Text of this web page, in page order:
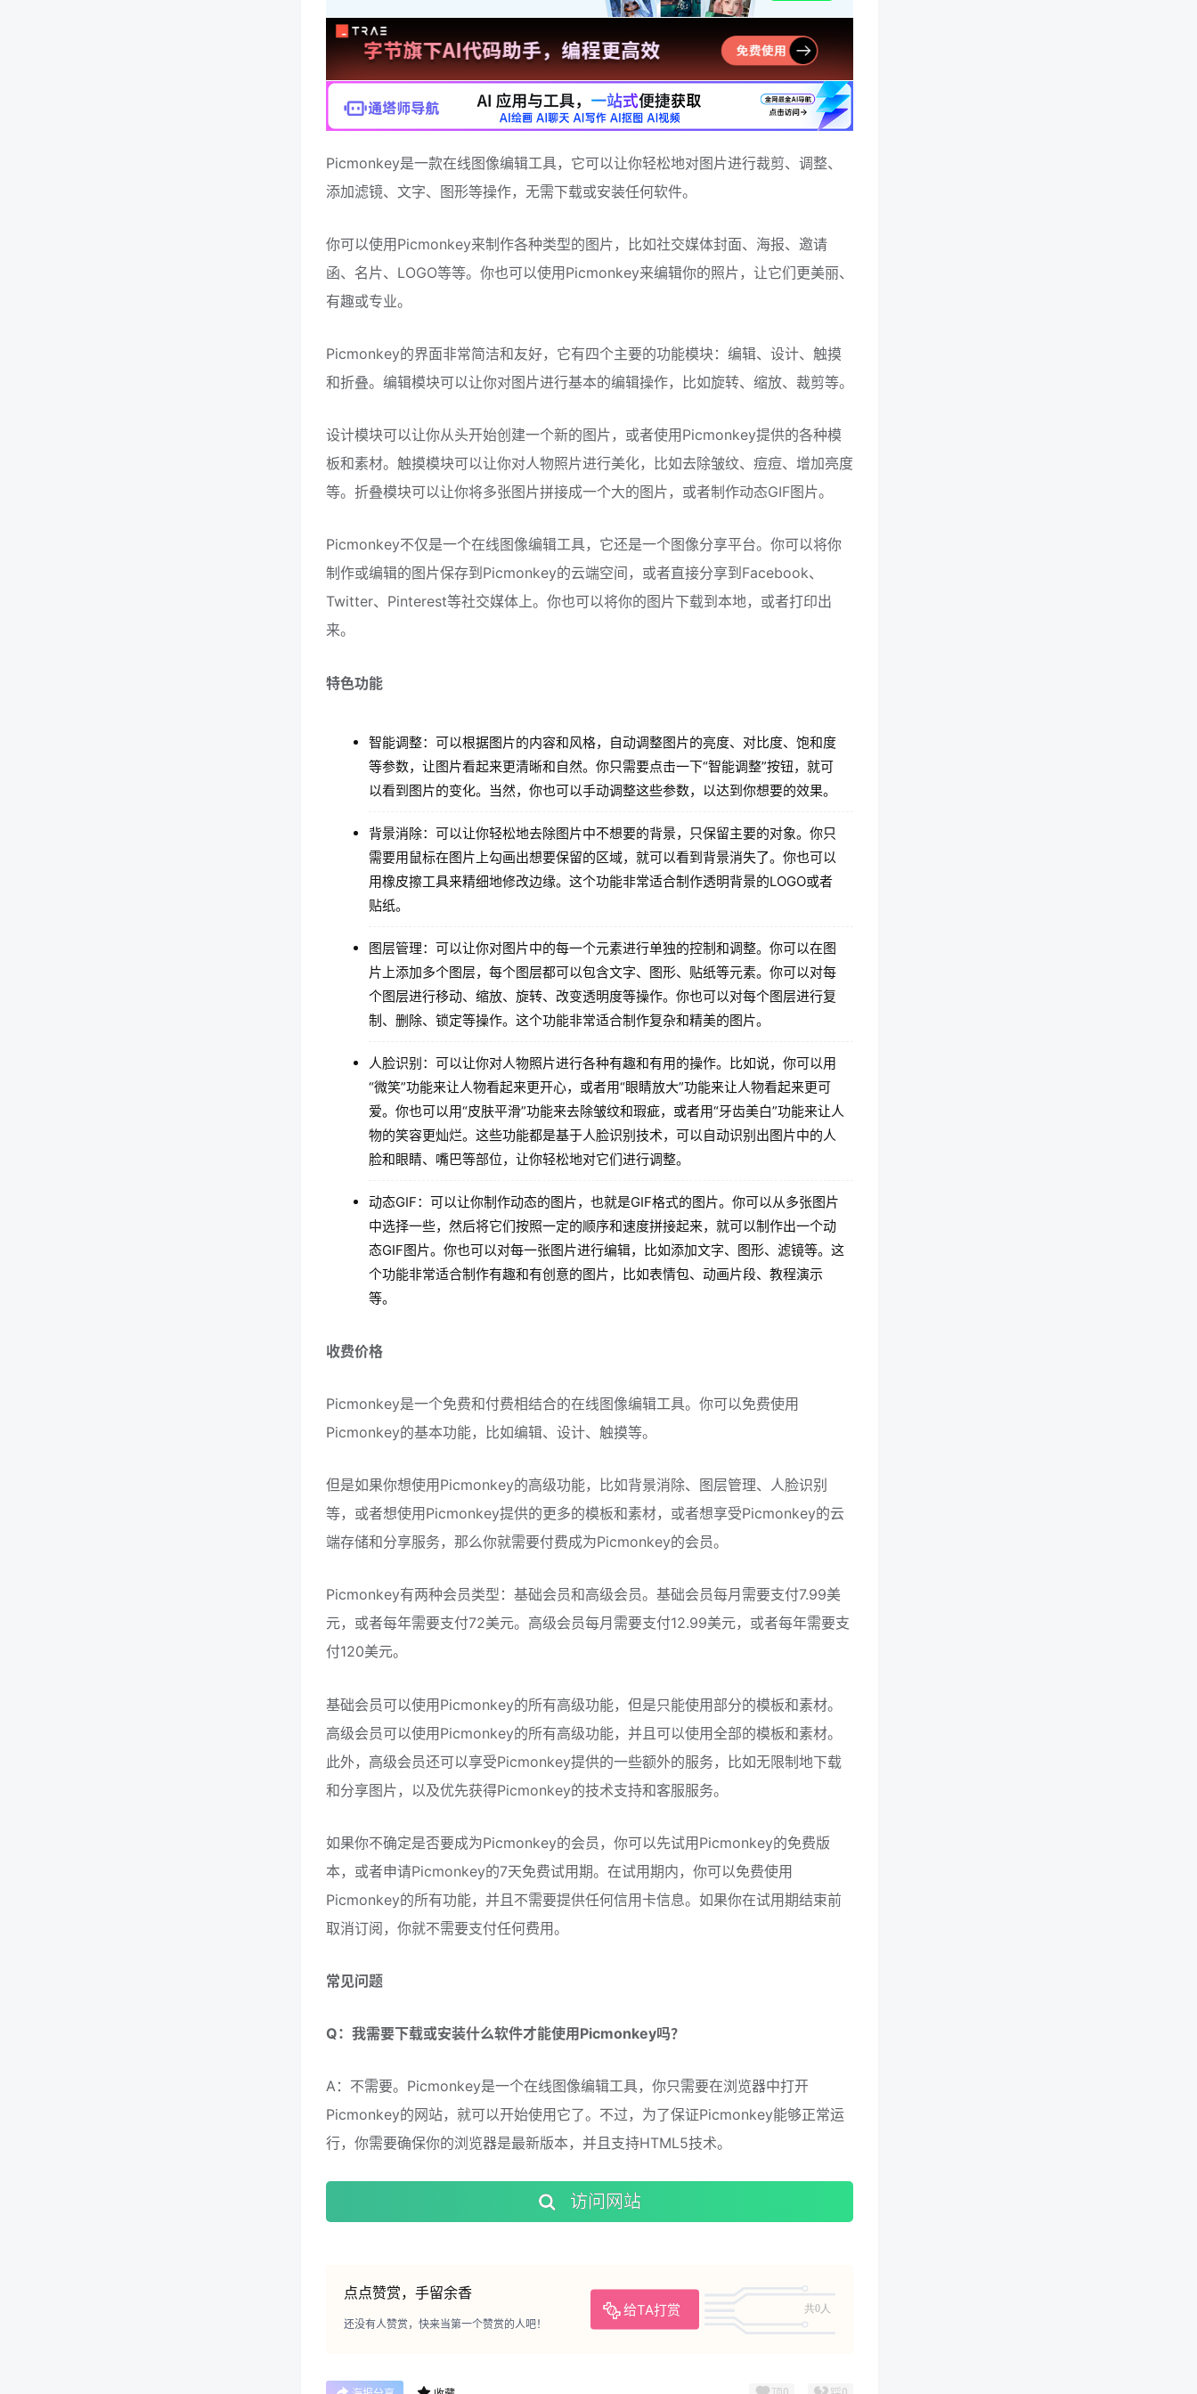
Picmonkey是一款在线图像编辑工具，它可以让你轻松地对图片进行裁剪、调整、
添加滤镜、文字、图形等操作，无需下载或安装任何软件。
你可以使用Picmonkey来制作各种类型的图片，比如社交媒体封面、海报、邀请
函、名片、LOGO等等。你也可以使用Picmonkey来编辑你的照片，让它们更美丽、
有趣或专业。
Picmonkey的界面非常简洁和友好，它有四个主要的功能模块：编辑、设计、触摸
和折叠。编辑模块可以让你对图片进行基本的编辑操作，比如旋转、缩放、裁剪等。
设计模块可以让你从头开始创建一个新的图片，或者使用Picmonkey提供的各种模
板和素材。触摸模块可以让你对人物照片进行美化，比如去除皱纹、痘痘、增加亮度
等。折叠模块可以让你将多张图片拼接成一个大的图片，或者制作动态GIF图片。
Picmonkey不仅是一个在线图像编辑工具，它还是一个图像分享平台。你可以将你
制作或编辑的图片保存到Picmonkey的云端空间，或者直接分享到Facebook、
Twitter、Pinterest等社交媒体上。你也可以将你的图片下载到本地，或者打印出
来。
特色功能
智能调整：可以根据图片的内容和风格，自动调整图片的亮度、对比度、饱和度
等参数，让图片看起来更清晰和自然。你只需要点击一下“智能调整”按钮，就可
以看到图片的变化。当然，你也可以手动调整这些参数，以达到你想要的效果。
背景消除：可以让你轻松地去除图片中不想要的背景，只保留主要的对象。你只
需要用鼠标在图片上勾画出想要保留的区域，就可以看到背景消失了。你也可以
用橡皮擦工具来精细地修改边缘。这个功能非常适合制作透明背景的LOGO或者
贴纸。
图层管理：可以让你对图片中的每一个元素进行单独的控制和调整。你可以在图
片上添加多个图层，每个图层都可以包含文字、图形、贴纸等元素。你可以对每
个图层进行移动、缩放、旋转、改变透明度等操作。你也可以对每个图层进行复
制、删除、锁定等操作。这个功能非常适合制作复杂和精美的图片。
人脸识别：可以让你对人物照片进行各种有趣和有用的操作。比如说，你可以用
“微笑”功能来让人物看起来更开心，或者用“眼睛放大”功能来让人物看起来更可
爱。你也可以用“皮肤平滑”功能来去除皱纹和瑕疵，或者用“牙齿美白”功能来让人
物的笑容更灿烂。这些功能都是基于人脸识别技术，可以自动识别出图片中的人
脸和眼睛、嘴巴等部位，让你轻松地对它们进行调整。
动态GIF：可以让你制作动态的图片，也就是GIF格式的图片。你可以从多张图片
中选择一些，然后将它们按照一定的顺序和速度拼接起来，就可以制作出一个动
态GIF图片。你也可以对每一张图片进行编辑，比如添加文字、图形、滤镜等。这
个功能非常适合制作有趣和有创意的图片，比如表情包、动画片段、教程演示
等。
收费价格
Picmonkey是一个免费和付费相结合的在线图像编辑工具。你可以免费使用
Picmonkey的基本功能，比如编辑、设计、触摸等。
但是如果你想使用Picmonkey的高级功能，比如背景消除、图层管理、人脸识别
等，或者想使用Picmonkey提供的更多的模板和素材，或者想享受Picmonkey的云
端存储和分享服务，那么你就需要付费成为Picmonkey的会员。
Picmonkey有两种会员类型：基础会员和高级会员。基础会员每月需要支付7.99美
元，或者每年需要支付72美元。高级会员每月需要支付12.99美元，或者每年需要支
付120美元。
基础会员可以使用Picmonkey的所有高级功能，但是只能使用部分的模板和素材。
高级会员可以使用Picmonkey的所有高级功能，并且可以使用全部的模板和素材。
此外，高级会员还可以享受Picmonkey提供的一些额外的服务，比如无限制地下载
和分享图片，以及优先获得Picmonkey的技术支持和客服服务。
如果你不确定是否要成为Picmonkey的会员，你可以先试用Picmonkey的免费版
本，或者申请Picmonkey的7天免费试用期。在试用期内，你可以免费使用
Picmonkey的所有功能，并且不需要提供任何信用卡信息。如果你在试用期结束前
取消订阅，你就不需要支付任何费用。
常见问题
Q：我需要下载或安装什么软件才能使用Picmonkey吗？
A：不需要。Picmonkey是一个在线图像编辑工具，你只需要在浏览器中打开
Picmonkey的网站，就可以开始使用它了。不过，为了保证Picmonkey能够正常运
行，你需要确保你的浏览器是最新版本，并且支持HTML5技术。
访问网站
点点赞赏，手留余香
给TA打赏 共0人
还没有人赞赏，快来当第一个赞赏的人吧！